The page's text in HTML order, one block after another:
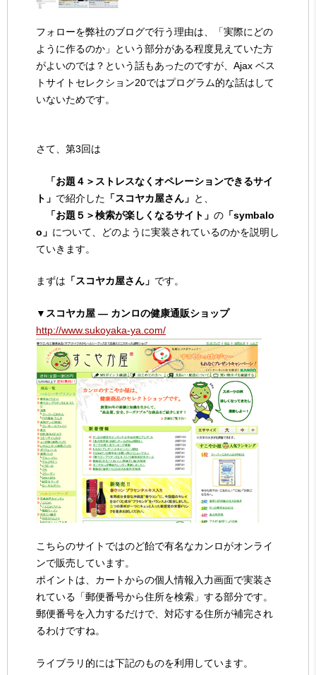
フォローを弊社のブログで行う理由は、「実際にどの
ように作るのか」という部分がある程度見えていた方
がよいのでは？という話もあったのですが、Ajax ベス
トサイトセレクション20ではプログラム的な話はして
いないためです。
さて、第3回は
「お題４＞ストレスなくオペレーションできるサイ
ト」 で紹介した 「スコヤカ屋さん」 と、
「お題５＞検索が楽しくなるサイト」 の 「symbalo
o」 について、どのように実装されているのかを説明し
ていきます。
まずは 「スコヤカ屋さん」 です。
▼スコヤカ屋 ― カンロの健康通販ショップ
http://www.sukoyaka-ya.com/
こちらのサイトではのど飴で有名なカンロがオンライ
ンで販売しています。
ポイントは、カートからの個人情報入力画面で実装さ
れている「郵便番号から住所を検索」する部分です。
郵便番号を入力するだけで、対応する住所が補完され
るわけですね。
ライブラリ的には下記のものを利用しています。